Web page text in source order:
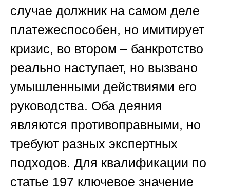
случае должник на самом деле
платежеспособен, но имитирует
кризис, во втором – банкротство
реально наступает, но вызвано
умышленными действиями его
руководства. Оба деяния
являются противоправными, но
требуют разных экспертных
подходов. Для квалификации по
статье 197 ключевое значение